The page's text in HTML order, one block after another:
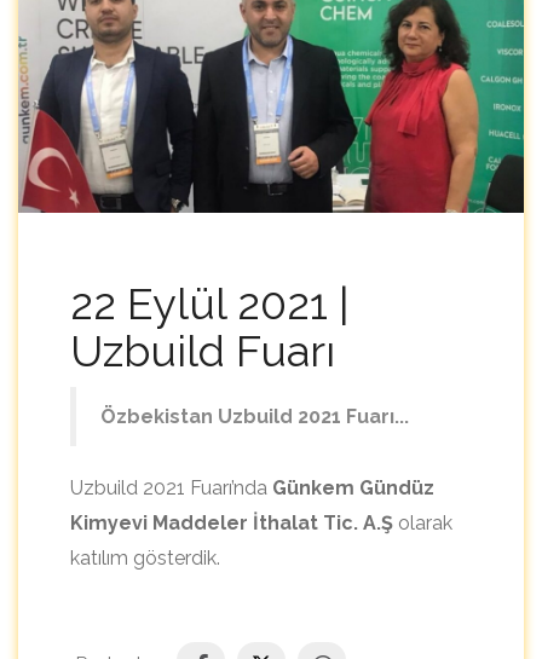
22 Eylül 2021 |
Uzbuild Fuarı
Özbekistan Uzbuild 2021 Fuarı...
Uzbuild 2021 Fuarı’nda Günkem Gündüz
Kimyevi Maddeler İthalat Tic. A.Ş olarak
katılım gösterdik.